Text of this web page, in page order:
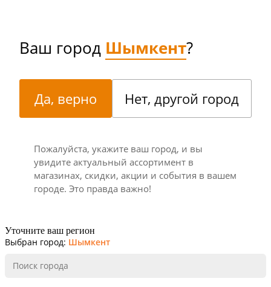
Ваш город Шымкент?
Да, верно Нет, другой город
Пожалуйста, укажите ваш город, и вы
увидите актуальный ассортимент в
магазинах, скидки, акции и события в вашем
городе. Это правда важно!
Уточните ваш регион
Выбран город: Шымкент